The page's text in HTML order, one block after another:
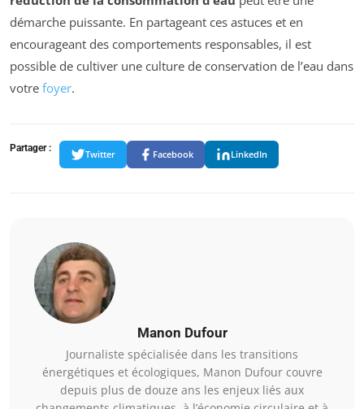
démarche puissante. En partageant ces astuces et en
encourageant des comportements responsables, il est
possible de cultiver une culture de conservation de l’eau dans
votre foyer.
Partager :
Twitter Facebook LinkedIn
Manon Dufour
Journaliste spécialisée dans les transitions
énergétiques et écologiques, Manon Dufour couvre
depuis plus de douze ans les enjeux liés aux